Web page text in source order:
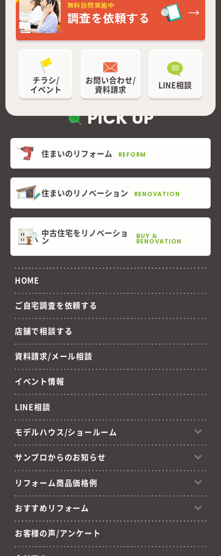
無料訪問実施中
調査を依頼する
チラシ/
イベント
お問い合わせ/
資料請求
LINE相談
PICK UP
住まいのリフォーム REFORM
住まいのリノベーション RENOVATION
中古住宅をリノベーショ
ン BUY &
RENOVATION
HOME
ご自宅調査を依頼する
店舗で相談する
資料請求/メール相談
イベント情報
LINE相談
モデルハウス/ショールーム
サンプロからのお知らせ
リフォーム商品価格例
おすすめリフォーム
お客様の声/アンケート